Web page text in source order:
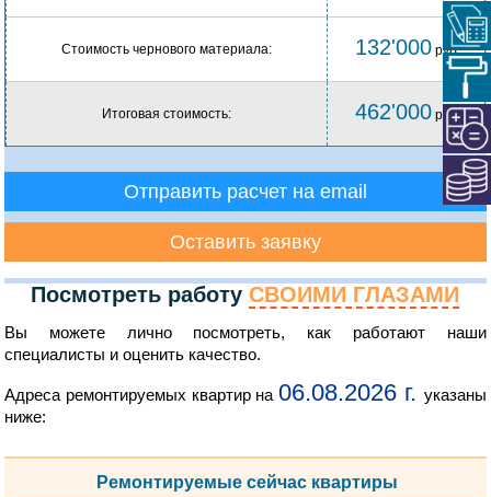
Стоимость чернового материала: 132'000 руб
Итоговая стоимость: 462'000 руб
Отправить расчет на email
Оставить заявку
Посмотреть работуСВОИМИ ГЛАЗАМИ
Вы можете лично посмотреть, как работают наши
специалисты и оценить качество.
Адреса ремонтируемых квартир на06.08.2026 г. указаны
ниже:
Ремонтируемые сейчас квартиры